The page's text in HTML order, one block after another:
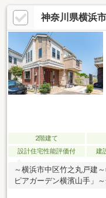
各階にトイレ有、気兼ね
種による)▼周辺環境・ま
140m)・横浜市立立野小
20.94平米■ ご希望の住ま
━━━━━・・・物件の詳
ださい。
神奈川県横浜
2階建て
設計住宅性能評価付
建
～横浜市中区竹之丸戸建
ピアガーデン横濱山手」